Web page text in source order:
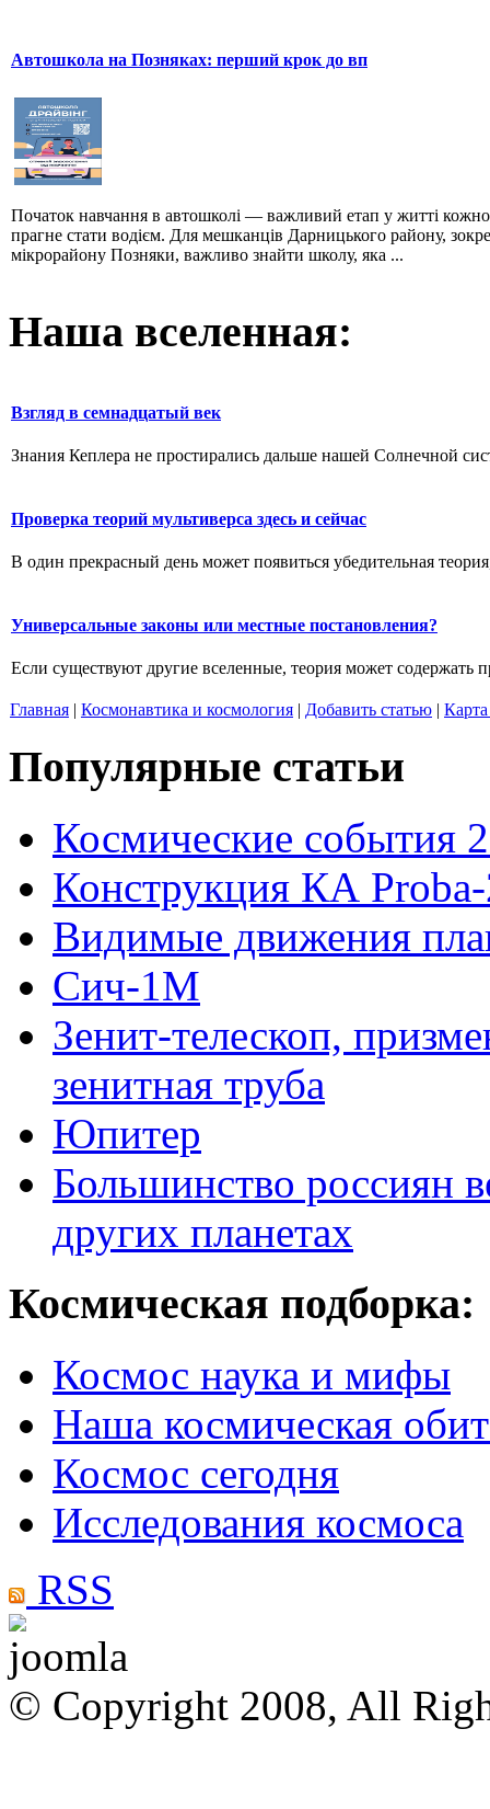
Автошкола на Позняках: перший крок до вп
Початок навчання в автошколі — важливий етап у житті
прагне стати водієм. Для мешканців Дарницького району,
мікрорайону Позняки, важливо знайти школу, яка ...
Наша вселенная:
Взгляд в семнадцатый век
Знания Кеплера не простирались дальше нашей Солнечной
Проверка теорий мультиверса здесь и сейчас
В один прекрасный день может появиться убедительная
Универсальные законы или местные постановления?
Если существуют другие вселенные, теория может содержать
Главная | Космонавтика и космология | Добавить статью | Карта
Популярные статьи
Космические события
Конструкция КА
Видимые движения
Сич-1М
Зенит-телескоп,
зенитная труба
Юпитер
Большинство россиян
других планетах
Космическая подборка:
Космос наука и мифы
Наша космическая
Космос сегодня
Исследования космоса
RSS
© Copyright 2008, All